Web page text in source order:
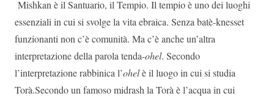
Mishkan è il Santuario, il Tempio. Il tempio è uno dei luoghi
essenziali in cui si svolge la vita ebraica. Senza batè-knesset
funzionanti non c’è comunità. Ma c’è anche un’altra
interpretazione della parola tenda-ohel. Secondo
l’interpretazione rabbinica l’ohelè il luogo in cui si studia
Torà.Secondo un famoso midrash la Torà è l’acqua in cui